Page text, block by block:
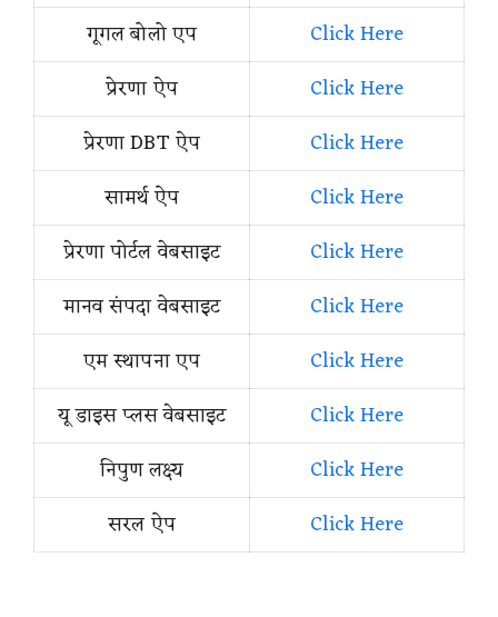
गूगल बोलो एप
Click Here
प्रेरणा ऐप
Click Here
प्रेरणा DBT ऐप
Click Here
सामर्थ ऐप
Click Here
प्रेरणा पोर्टल वेबसाइट
Click Here
मानव संपदा वेबसाइट
Click Here
एम स्थापना एप
Click Here
यू डाइस प्लस वेबसाइट
Click Here
निपुण लक्ष्य
Click Here
सरल ऐप
Click Here